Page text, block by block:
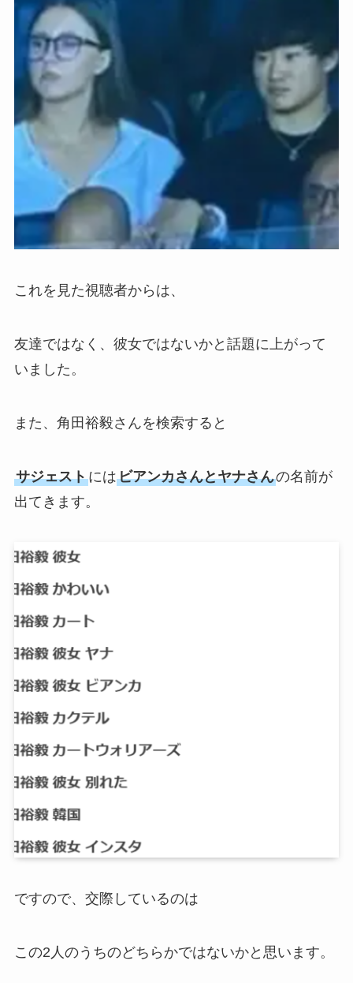
これを見た視聴者からは、
友達ではなく、彼女ではないかと話題に上がって
いました。
また、角田裕毅さんを検索すると
サジェストにはビアンカさんとヤナさんの名前が
出てきます。
ですので、交際しているのは
この2人のうちのどちらかではないかと思います。